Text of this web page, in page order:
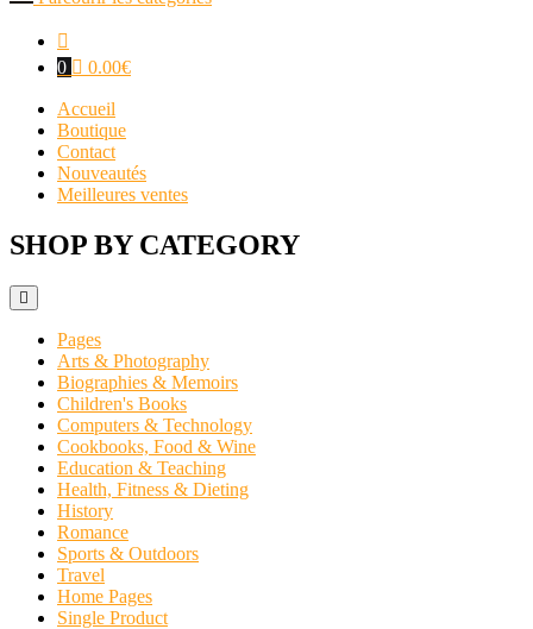
0 0.00€
Accueil
Boutique
Contact
Nouveautés
Meilleures ventes
SHOP BY CATEGORY
Pages
Arts & Photography
Biographies & Memoirs
Children's Books
Computers & Technology
Cookbooks, Food & Wine
Education & Teaching
Health, Fitness & Dieting
History
Romance
Sports & Outdoors
Travel
Home Pages
Single Product